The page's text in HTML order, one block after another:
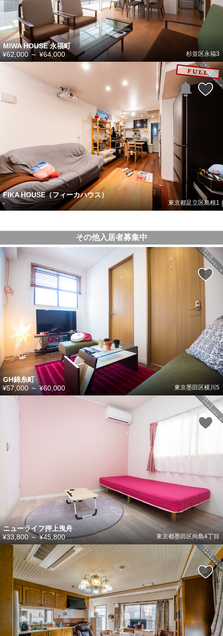
MIWA HOUSE 永福町
杉並区永福3
¥62,000～ ¥64,000
FIKA HOUSE（フィーカハウス）
東京都足立区島根1
-
その他入居者募集中
GH錦糸町
東京墨田区横川5
¥57,000～¥60,000
ニューライフ押上曳舟
東京都墨田区向島4丁目
¥33,800～¥45,800